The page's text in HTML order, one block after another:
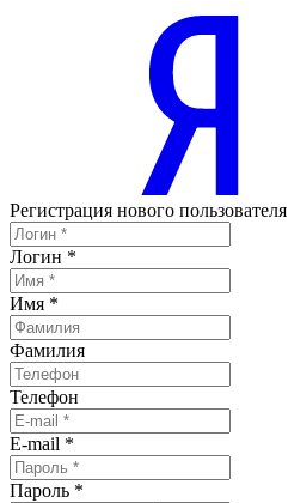
Регистрация нового пользователя
Логин *
Имя *
Фамилия
Телефон
E-mail *
Пароль *